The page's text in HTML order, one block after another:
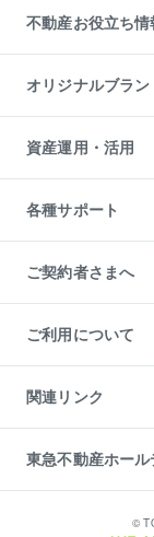
貸すガイド
事業用不動産
マンション投資
投資用マンション
アパート経営
収益物件
ビル購入（ビル一棟）
投資用不動産の売却査
事業用不動産の売却
不動産お役立ち情
マンションライブラ
人気マンションラン
暮らしに役立つ不動
不動産相場・不動産
不動産コラム・ニュ
不動産用語集
不動産なんでもネッ
住まいの税金
オリジナルブラン
一棟リノベーション
L`GENTE（ルジェン
区分リノベーション
投資用一棟レジデン
不動産小口投資
LEGACIA（レガシア）
資産運用・活用
不動産M&A
アセットマネジメン
各種サポート
相続サポート
リフォームサポート
ご契約者さまへ
ご紹介・再契約特典
入居者様専用-各種ご
東急こすもす会「こ
ご利用について
金融商品取引について
東急リバブル ソーシ
ご意見・お問い合わ
ダイレクトメール（
関連リンク
これからご結婚され
人材サービスのご用
東北の逸品を贈りま
東急不動産ホー
東急コミュニティー
©